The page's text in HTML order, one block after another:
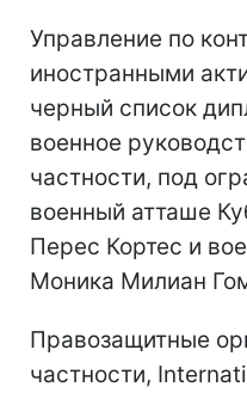
Управление по
иностранными
черный список
военное
частности, под
военный атташе
Перес Кортес и
Моника Милиан
Правозащитные
частности,